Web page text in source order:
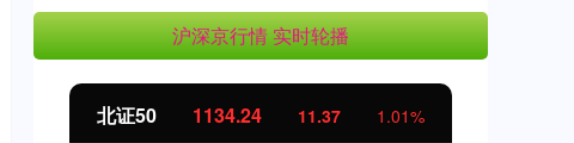
沪深京行情 实时轮播
北证50 1134.24 11.37 1.01%